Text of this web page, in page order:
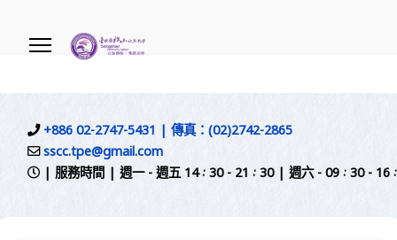
+886 02-2747-5431 | 傳真：(02)2742-2865
sscc.tpe@gmail.com
| 服務時間 | 週一 - 週五 14 : 30 - 21 : 30 | 週六 - 09 : 30 - 16